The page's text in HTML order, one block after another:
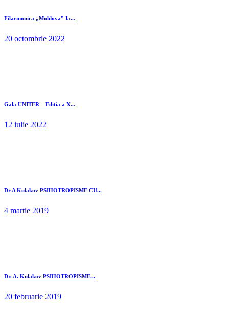
Filarmonica „Moldova” Ia...
20 octombrie 2022
Gala UNITER – Editia a X...
12 iulie 2022
Dr A Kulakov PSIHOTROPISME CU...
4 martie 2019
Dr. A. Kulakov PSIHOTROPISME...
20 februarie 2019